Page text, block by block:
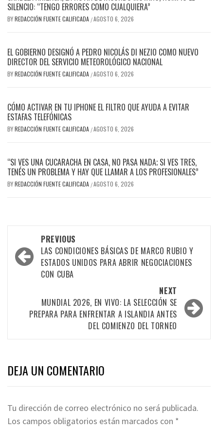
SILENCIO: “TENGO ERRORES COMO CUALQUIERA”
BYREDACCIÓN FUENTE CALIFICADA /AGOSTO 6, 2026
EL GOBIERNO DESIGNÓ A PEDRO NICOLÁS DI NEZIO COMO NUEVO
DIRECTOR DEL SERVICIO METEOROLÓGICO NACIONAL
BYREDACCIÓN FUENTE CALIFICADA /AGOSTO 6, 2026
CÓMO ACTIVAR EN TU IPHONE EL FILTRO QUE AYUDA A EVITAR
ESTAFAS TELEFÓNICAS
BYREDACCIÓN FUENTE CALIFICADA /AGOSTO 6, 2026
“SI VES UNA CUCARACHA EN CASA, NO PASA NADA; SI VES TRES,
TENÉS UN PROBLEMA Y HAY QUE LLAMAR A LOS PROFESIONALES”
BYREDACCIÓN FUENTE CALIFICADA /AGOSTO 6, 2026
PREVIOUS
LAS CONDICIONES BÁSICAS DE MARCO RUBIO Y
ESTADOS UNIDOS PARA ABRIR NEGOCIACIONES
CON CUBA
NEXT
MUNDIAL 2026, EN VIVO: LA SELECCIÓN SE
PREPARA PARA ENFRENTAR A ISLANDIA ANTES
DEL COMIENZO DEL TORNEO
DEJA UN COMENTARIO
Tu dirección de correo electrónico no será publicada.
Los campos obligatorios están marcados con *